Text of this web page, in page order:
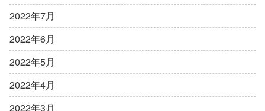
2022年7月
2022年6月
2022年5月
2022年4月
2022年3月